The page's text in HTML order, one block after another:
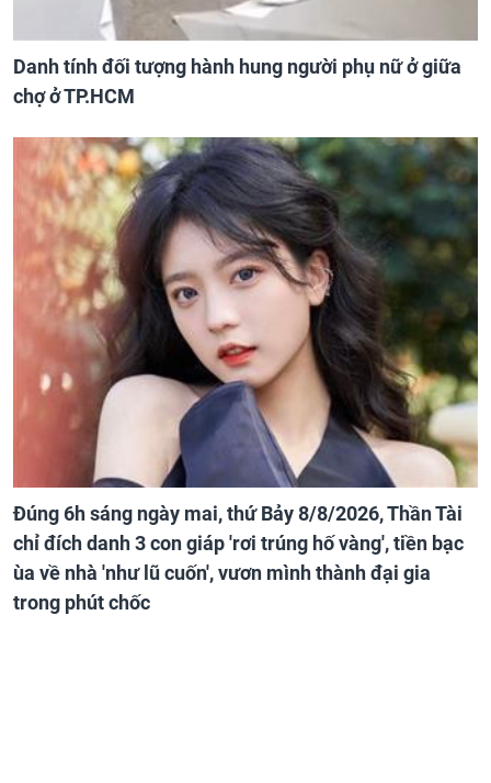
Danh tính đối tượng hành hung người phụ nữ ở giữa
chợ ở TP.HCM
Đúng 6h sáng ngày mai, thứ Bảy 8/8/2026, Thần Tài
chỉ đích danh 3 con giáp 'rơi trúng hố vàng', tiền bạc
ùa về nhà 'như lũ cuốn', vươn mình thành đại gia
trong phút chốc